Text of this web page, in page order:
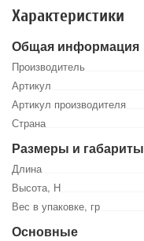
Характеристики
Общая информация
Производитель
Артикул
Артикул производителя
Страна
Размеры и габариты
Длина
Высота, Н
Вес в упаковке, гр
Основные